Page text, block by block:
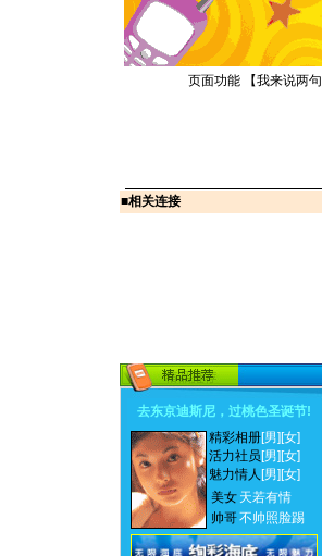
页面功能 【我来说两句
■相关连接
去东京迪斯尼，过桃色圣诞节!
精彩相册[男] [女]
活力社员 [男] [女]
魅力情人 [男] [女]
美女 天若有情
帅哥不帅照脸踢